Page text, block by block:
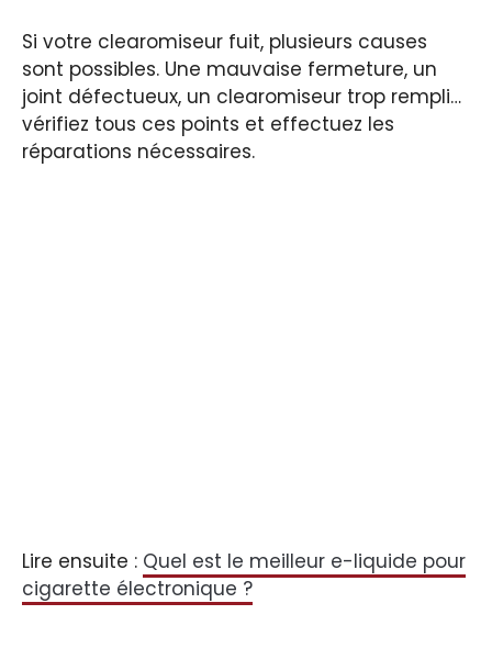
Si votre clearomiseur fuit, plusieurs causes
sont possibles. Une mauvaise fermeture, un
joint défectueux, un clearomiseur trop rempli…
vérifiez tous ces points et effectuez les
réparations nécessaires.
Lire ensuite : Quel est le meilleur e-liquide pour
cigarette électronique ?